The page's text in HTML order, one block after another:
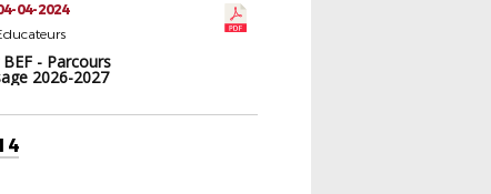
04-2024
- Parcours
2026-2027